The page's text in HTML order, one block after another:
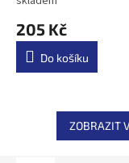
205 Kč
Do košíku
ZOBRAZIT